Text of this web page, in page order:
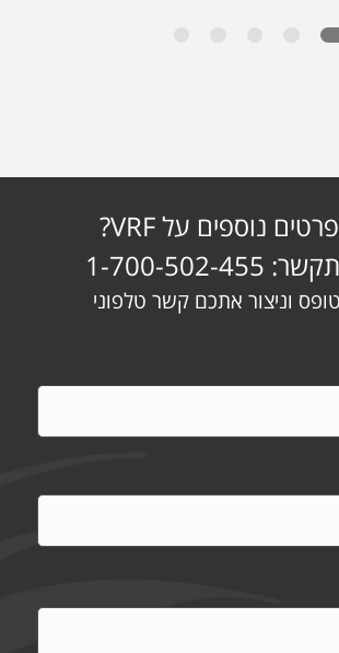
מעוניינים בפרטים נוספים על VRF?
502-455
וניצור אתכם קשר טלפוני